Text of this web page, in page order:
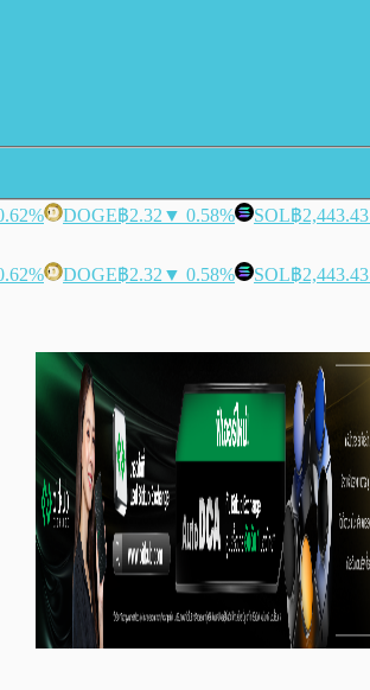
DOGE฿2.32 ▼ 0.58% SOL฿2,443.43
DOGE฿2.32 ▼ 0.58% SOL฿2,443.43